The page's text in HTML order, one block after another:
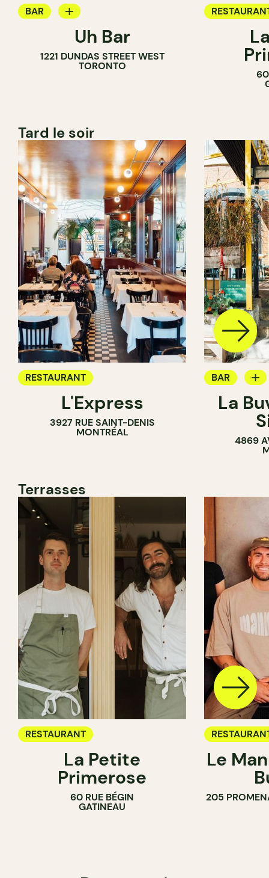
BAR
BAR À COCKTAILUh Bar
1221 DUNDAS STREET WEST
TORONTO
60
Tard le soir
RESTAURANT
L'Express
3927 RUE SAINT-DENIS
MONTRÉAL
BAR
BAR À VIN
La
4869
Terrasses
RESTAURANT
La Petite
Primerose
60 RUE BÉGIN
GATINEAU
Le
205